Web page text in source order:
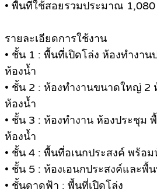
• พื้นที่ใช้สอยรวมประมาณ 1,080
รายละเอียดการใช้งาน
• ชั้น 1 : พื้นที่เปิดโล่ง ห้องทำงาน
ห้องน้ำ
• ชั้น 2 : ห้องทำงานขนาดใหญ่ 2
ห้องน้ำ
• ชั้น 3 : ห้องทำงาน ห้องประชุม
ห้องน้ำ
• ชั้น 4 : พื้นที่อเนกประสงค์ พร้อม
• ชั้น 5 : ห้องเอนกประสงค์และพื้
• ชั้นดาดฟ้า : พื้นที่เปิดโล่ง